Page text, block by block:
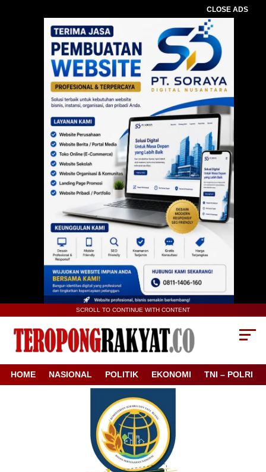
CLOSE ADS
SCROLL TO CONTINUE WITH CONTENT
HOME NASIONAL POLITIK EKONOMI TNI – POLRI